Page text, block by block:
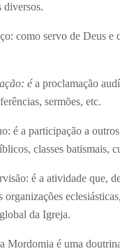
diversos.
como servo de Deus e
éa proclamação
sermões, etc.
é a participação a
classes batismais,
é a atividade que,
organizações
da Igreja.
Mordomia é uma